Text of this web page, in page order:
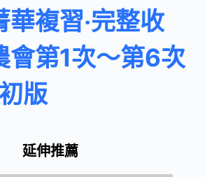
華複習‧完整收
會第1次～第6次
版
延伸推薦